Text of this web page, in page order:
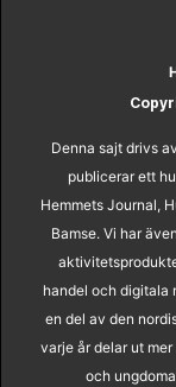
Denna sajt drivs
publicerar ett
Hemmets Journal,
Bamse. Vi har
handel och digitala
en del av den
varje år delar ut
och